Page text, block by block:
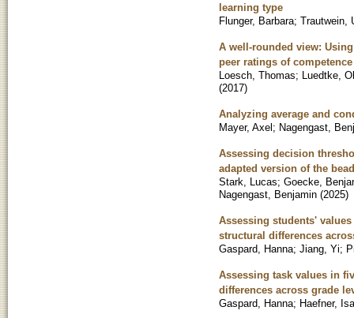
learning type
Flunger, Barbara; Trautwein,
A well-rounded view:
peer ratings of competence
Loesch, Thomas; Luedtke,
(2017)
Analyzing average and
Mayer, Axel; Nagengast,
Assessing decision
adapted version of the
Stark, Lucas; Goecke,
Nagengast, Benjamin (2025)
Assessing students'
structural differences
Gaspard, Hanna; Jiang, Yi;
Assessing task values in
differences across grade
Gaspard, Hanna; Haefner,